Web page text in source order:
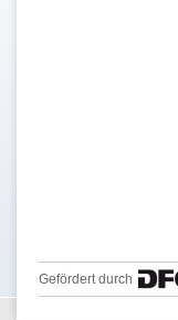
Gefördert durch